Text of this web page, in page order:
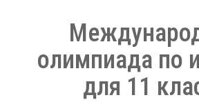
олимпиада по
для 11